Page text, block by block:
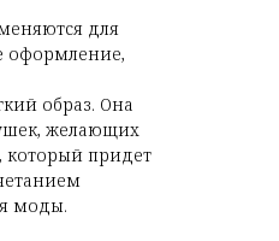
для
оформление,
образ. Она
желающих
который придет
моды.